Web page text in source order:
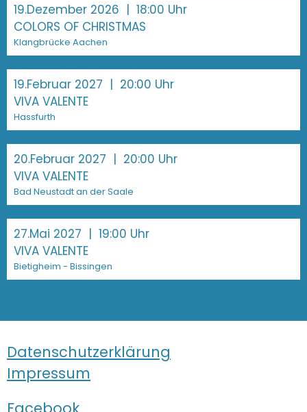
19.Dezember 2026 | 18:00 Uhr
COLORS OF CHRISTMAS
Klangbrücke Aachen
19.Februar 2027 | 20:00 Uhr
VIVA VALENTE
Hassfurth
20.Februar 2027 | 20:00 Uhr
VIVA VALENTE
Bad Neustadt an der Saale
27.Mai 2027 | 19:00 Uhr
VIVA VALENTE
Bietigheim - Bissingen
Datenschutzerklärung
Impressum